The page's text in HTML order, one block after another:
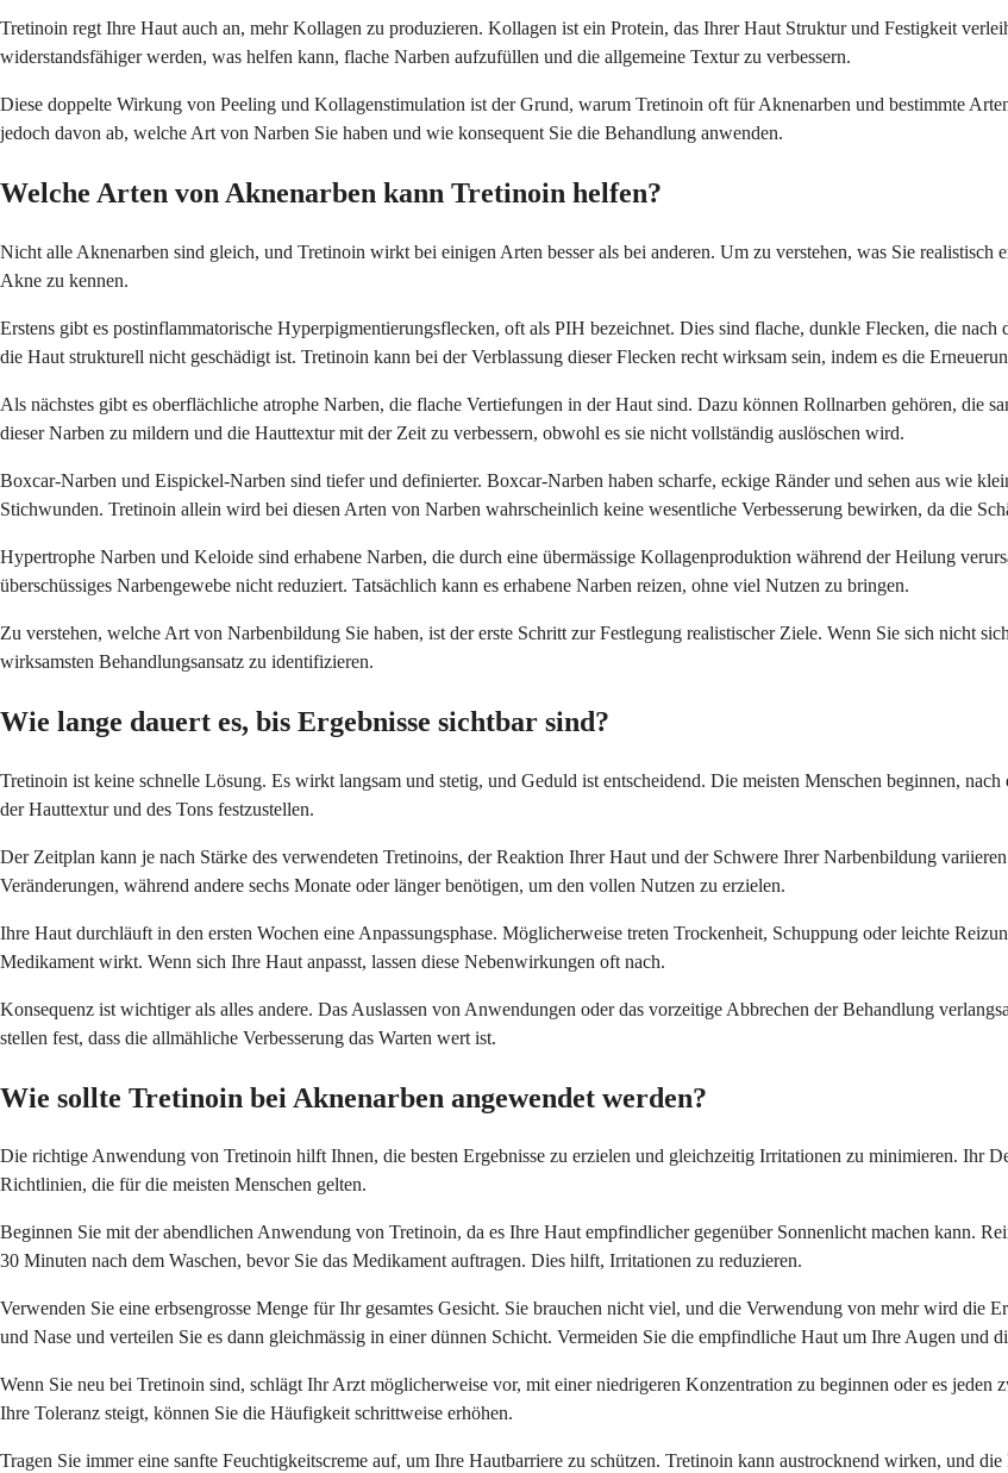
Tretinoin regt Ihre Haut auch an, mehr Kollagen zu produzieren. Kollagen ist ein Protein, das Ihrer Haut Struktur und Festigkeit
widerstandsfähiger werden, was helfen kann, flache Narben aufzufüllen und die allgemeine Textur zu verbessern.
Diese doppelte Wirkung von Peeling und Kollagenstimulation ist der Grund, warum Tretinoin oft für Aknenarben und bestimmte
jedoch davon ab, welche Art von Narben Sie haben und wie konsequent Sie die Behandlung anwenden.
Welche Arten von Aknenarben kann Tretinoin helfen?
Nicht alle Aknenarben sind gleich, und Tretinoin wirkt bei einigen Arten besser als bei anderen. Um zu verstehen, was Sie
Akne zu kennen.
Erstens gibt es postinflammatorische Hyperpigmentierungsflecken, oft als PIH bezeichnet. Dies sind flache, dunkle Flecken, die
die Haut strukturell nicht geschädigt ist. Tretinoin kann bei der Verblassung dieser Flecken recht wirksam sein, indem es die
Als nächstes gibt es oberflächliche atrophe Narben, die flache Vertiefungen in der Haut sind. Dazu können Rollnarben gehören, die
dieser Narben zu mildern und die Hauttextur mit der Zeit zu verbessern, obwohl es sie nicht vollständig auslöschen wird.
Boxcar-Narben und Eispickel-Narben sind tiefer und definierter. Boxcar-Narben haben scharfe, eckige Ränder und sehen aus wie
Stichwunden. Tretinoin allein wird bei diesen Arten von Narben wahrscheinlich keine wesentliche Verbesserung bewirken, da die
Hypertrophe Narben und Keloide sind erhabene Narben, die durch eine übermässige Kollagenproduktion während der Heilung
überschüssiges Narbengewebe nicht reduziert. Tatsächlich kann es erhabene Narben reizen, ohne viel Nutzen zu bringen.
Zu verstehen, welche Art von Narbenbildung Sie haben, ist der erste Schritt zur Festlegung realistischer Ziele. Wenn Sie sich nicht
wirksamsten Behandlungsansatz zu identifizieren.
Wie lange dauert es, bis Ergebnisse sichtbar sind?
Tretinoin ist keine schnelle Lösung. Es wirkt langsam und stetig, und Geduld ist entscheidend. Die meisten Menschen beginnen,
der Hauttextur und des Tons festzustellen.
Der Zeitplan kann je nach Stärke des verwendeten Tretinoins, der Reaktion Ihrer Haut und der Schwere Ihrer Narbenbildung
Veränderungen, während andere sechs Monate oder länger benötigen, um den vollen Nutzen zu erzielen.
Ihre Haut durchläuft in den ersten Wochen eine Anpassungsphase. Möglicherweise treten Trockenheit, Schuppung oder leichte
Medikament wirkt. Wenn sich Ihre Haut anpasst, lassen diese Nebenwirkungen oft nach.
Konsequenz ist wichtiger als alles andere. Das Auslassen von Anwendungen oder das vorzeitige Abbrechen der Behandlung
stellen fest, dass die allmähliche Verbesserung das Warten wert ist.
Wie sollte Tretinoin bei Aknenarben angewendet werden?
Die richtige Anwendung von Tretinoin hilft Ihnen, die besten Ergebnisse zu erzielen und gleichzeitig Irritationen zu minimieren. Ihr
Richtlinien, die für die meisten Menschen gelten.
Beginnen Sie mit der abendlichen Anwendung von Tretinoin, da es Ihre Haut empfindlicher gegenüber Sonnenlicht machen kann.
30 Minuten nach dem Waschen, bevor Sie das Medikament auftragen. Dies hilft, Irritationen zu reduzieren.
Verwenden Sie eine erbsengrosse Menge für Ihr gesamtes Gesicht. Sie brauchen nicht viel, und die Verwendung von mehr wird die
und Nase und verteilen Sie es dann gleichmässig in einer dünnen Schicht. Vermeiden Sie die empfindliche Haut um Ihre Augen und
Wenn Sie neu bei Tretinoin sind, schlägt Ihr Arzt möglicherweise vor, mit einer niedrigeren Konzentration zu beginnen oder es
Ihre Toleranz steigt, können Sie die Häufigkeit schrittweise erhöhen.
Tragen Sie immer eine sanfte Feuchtigkeitscreme auf, um Ihre Hautbarriere zu schützen. Tretinoin kann austrocknend wirken, und